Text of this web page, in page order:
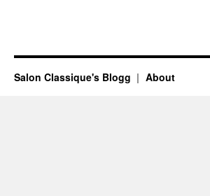
Salon Classique's Blogg About